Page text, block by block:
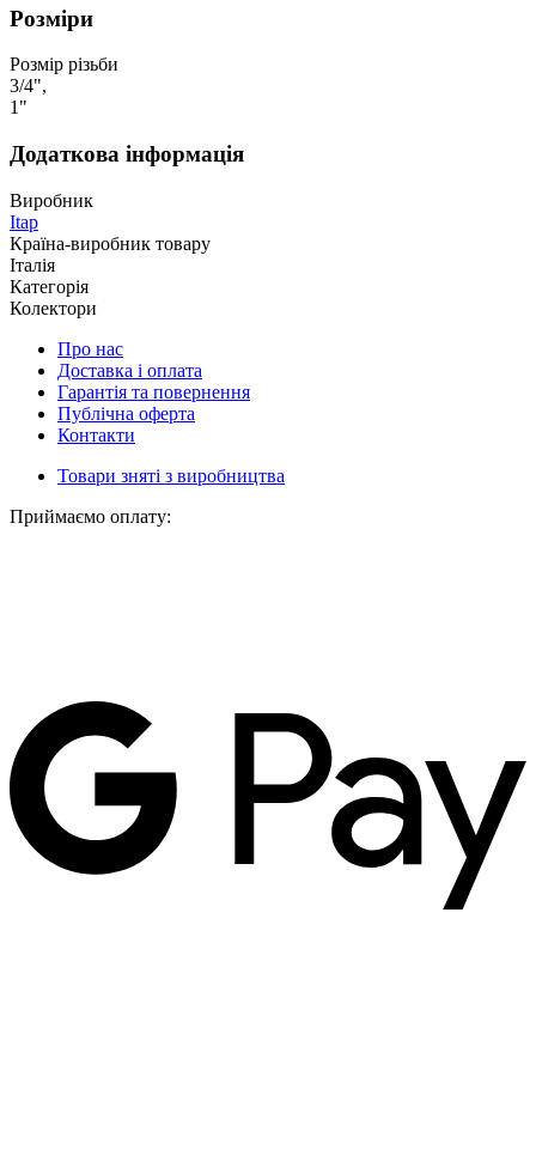
Розміри
Розмір різьби
3/4",
1"
Додаткова інформація
Виробник
Itap
Країна-виробник товару
Італія
Категорія
Колектори
Про нас
Доставка і оплата
Гарантія та повернення
Публічна оферта
Контакти
Товари зняті з виробництва
Приймаємо оплату: